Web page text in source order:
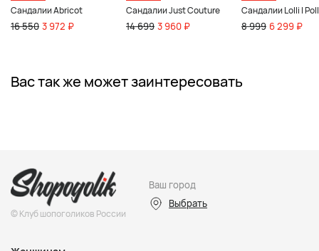
Сандалии Abricot
16 550 3 972 ₽
Сандалии Just Couture
14 699 3 960 ₽
Сандалии Lolli l
8 999 6 299 ₽
Вас так же может заинтересовать
© Клуб шопоголиков России
Ваш город
Выбрать